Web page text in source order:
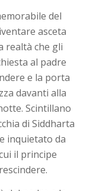
del
asceta
realtà che gli
al padre
e la porta
davanti alla
Scintillano
di Siddharta
inquietato da
il principe